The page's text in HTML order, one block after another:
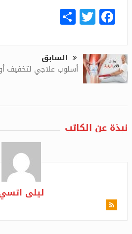
Facebook
Twitter
Share
السابق
أسلوب علاجي لتخفيف
نبذة عن الكاتب
ليلى